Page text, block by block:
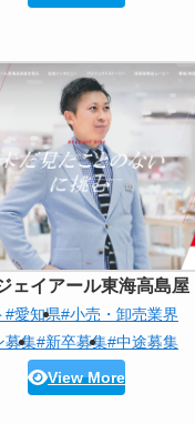
ェイアール東海高島屋
#愛知県#小売・卸売業界
募集#新卒募集#中途募集
View More